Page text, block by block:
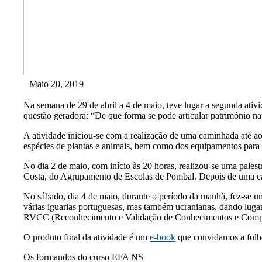
Maio 20, 2019
Na semana de 29 de abril a 4 de maio, teve lugar a segunda
questão geradora: “De que forma se pode articular património
A atividade iniciou-se com a realização de uma caminhada até
espécies de plantas e animais, bem como dos equipamentos para
No dia 2 de maio, com início às 20 horas, realizou-se uma
Costa, do Agrupamento de Escolas de Pombal. Depois de uma
No sábado, dia 4 de maio, durante o período da manhã, fez-se
várias iguarias portuguesas, mas também ucranianas, dando
RVCC (Reconhecimento e Validação de Conhecimentos e
O produto final da atividade é um e-book que convidamos a
Os formandos do curso EFA NS